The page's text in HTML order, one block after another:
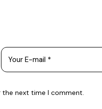
the next time I comment.